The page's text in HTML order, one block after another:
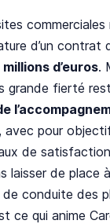
d’un contrat
millions d’euros.
grande fierté
avec pour
de
laisser de place à
de conduite des
ce qui anime